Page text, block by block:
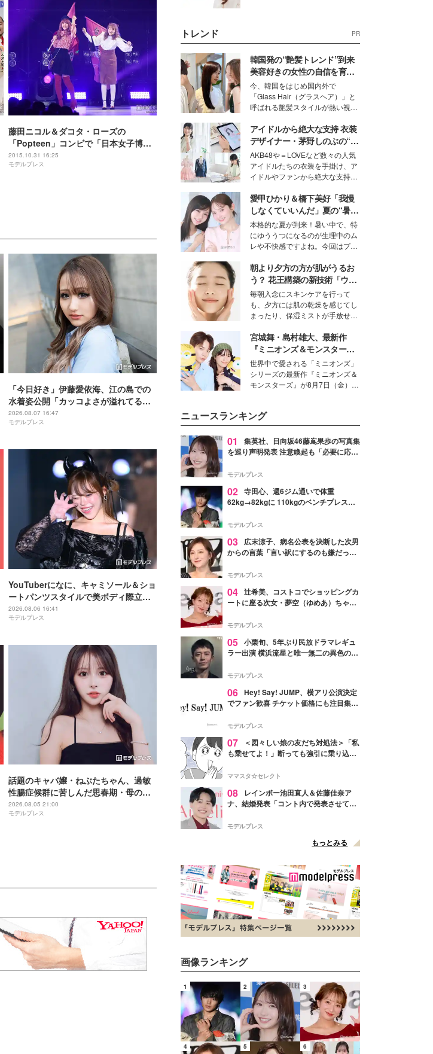
藤田ニコル＆ダコタ・ローズの
「Popteen」コンビで「日本女子博覧
会」開幕 安野モヨコの人気キャラに
2015.10.31 16:25
モデルプレス
「今日好き」伊藤愛依海、江の島での
水着姿公開「カッコよさが溢れてる」
「くびれ綺麗」の声
2026.08.07 16:47
モデルプレス
YouTuberになに、キャミソール＆ショ
ートパンツスタイルで美ボディ際立つ
「脚綺麗で羨ましい」「肩ライン美し
すぎ」
2026.08.06 16:41
モデルプレス
話題のキャバ嬢・ねぶたちゃん、過敏
性腸症候群に苦しんだ思春期・母の蒸
発…“どん底からの脱出劇”「生きるの
って大変」人生変えた言葉とは【イン
2026.08.05 21:00
モデルプレス
トレンド PR
韓国発の“艶髪トレンド”到来
美容好きの女性の自信を育む
「ヘアケア事情」って？
今、韓国をはじめ国内外で
「Glass Hair（グラスヘア）」と
呼ばれる艶髪スタイルが熱い視線
ションの完成度を高めるベースと
して、“髪そのものの美しさ”に改
めて注目する人が増えている様
子。今回は、そんな憧れの艶やか
な髪を日常で叶える、美容好きの
女性たちのヘアケア事情を紹介し
ます。
アイドルから絶大な支持 衣装
デザイナー・茅野しのぶの“可
愛い”を作る美学＜「シチズン
クロスシー」インタビュー＞
AKB48や＝LOVEなど数々の人気
アイドルたちの衣装を手掛け、ア
イドルやファンから絶大な支持を
取締役兼クリエイティブディレク
ター・茅野しのぶ。一人ひとりの
個性に寄り添い、魅力を引き出す
衣装作りは、多くの女性たちに勇
気と自信を与え続けている。
愛甲ひかり＆橋下美好「我慢
しなくていいんだ」夏の“暑さ
対策”の新しい選択肢とは？
本格的な夏が到来！暑い中で、特
にゆううつになるのが生理中のム
レや不快感ですよね。今回はプラ
モデル・愛甲ひかりさんと橋下美
好さんを迎えて本音で女子会トー
ク。猛暑のお出かけを快適に過ご
すヒントや、2人が感動した夏の
生理の新常識にも迫りました。
朝より夕方の方が肌がうるお
う？ 花王構築の新技術「ウォ
ーターキャプチャリングスキ
ン（捕水肌）」がスキンケア
の常識を変える予感
毎朝入念にスキンケアを行って
も、夕方には肌の乾燥を感じてし
まったり、保湿ミストが手放せな
な美容の常識を大きく変える可能
性を秘めた、革新的な「Water
Capturing Skin（ウォーターキャ
プチャリングスキン：捕水肌）」
技術を、花王が構築した。
宮城舞・島村雄大、最新作
『ミニオンズ＆モンスター
ズ』の魅力熱弁 ハチャメチャ
だけじゃない“友情と絆”に感
動
世界中で愛される「ミニオンズ」
シリーズの最新作『ミニオンズ＆
モンスターズ』が8月7日（金）に
デルの宮城舞と島村雄大の特別対
談をお届け！それぞれの視点か
ら、今作ならではの魅力や予想外
の感動をもたらす奥深いストーリ
た。
ニュースランキング
01
集英社、日向坂46藤嶌果歩の写真集
を巡り声明発表 注意喚起も「必要に応じ
モデルプレス
02 寺田心、週6ジム通いで体重
62kg→82kgに 110kgのベンチプレス持
「かっこいい」と反響
モデルプレス
03
広末涼子、病名公表を決断した次男
からの言葉「言い訳にするのも嫌だっ
モデルプレス
04 辻希美、コストコでショッピングカ
ートに座る次女・夢空（ゆめあ）ちゃん
ぎ」「成長を感じる」の声
モデルプレス
05 小栗旬、5年ぶり民放ドラマレギュ
ラー出演 横浜流星と唯一無二の異色のバ
モデルプレス
06 Hey! Say! JUMP、横アリ公演決定
でファン歓喜 チケット価格にも注目集ま
モデルプレス
07
＜図々しい娘の友だち対処法＞「私
も乗せてよ！」断っても強引に乗り込ん
ママスタ☆セレクト
08
レインボー池田直人＆佐藤佳奈ア
ナ、結婚発表「コント内で発表させてい
点変更のため
モデルプレス
もっとみる
画像ランキング
1 2 3
4 5 6